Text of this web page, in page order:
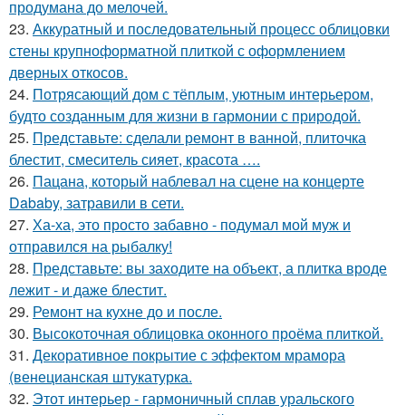
продумана до мелочей.
23. Аккуратный и последовательный процесс облицовки
стены крупноформатной плиткой с оформлением
дверных откосов.
24. Потрясающий дом с тёплым, уютным интерьером,
будто созданным для жизни в гармонии с природой.
25. Представьте: сделали ремонт в ванной, плиточка
блестит, смеситель сияет, красота ….
26. Пацана, который наблевал на сцене на концерте
Dababy, затравили в сети.
27. Ха-ха, это просто забавно - подумал мой муж и
отправился на рыбалку!
28. Представьте: вы заходите на объект, а плитка вроде
лежит - и даже блестит.
29. Ремонт на кухне до и после.
30. Высокоточная облицовка оконного проёма плиткой.
31. Декоративное покрытие с эффектом мрамора
(венецианская штукатурка.
32. Этот интерьер - гармоничный сплав уральского